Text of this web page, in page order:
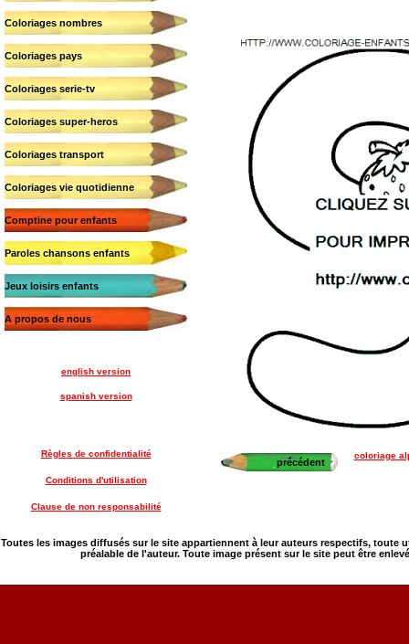
Coloriages nombres
Coloriages pays
Coloriages serie-tv
Coloriages super-heros
Coloriages transport
Coloriages vie quotidienne
Comptine pour enfants
Paroles chansons enfants
Jeux loisirs enfants
A propos de nous
english version
spanish version
Règles de confidentialité
Conditions d'utilisation
Clause de non responsabilité
précédent
coloriage
Toutes les images diffusés sur le site appartiennent à leur auteurs respectifs,
préalable de l'auteur. Toute image présent sur le site peut être